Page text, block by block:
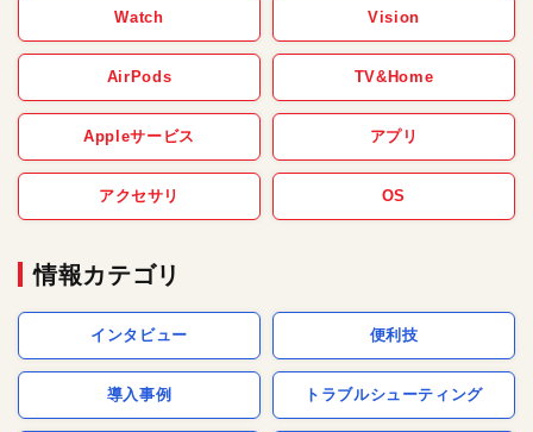
Watch Vision
AirPods TV&Home
Appleサービス アプリ
アクセサリ OS
情報カテゴリ
インタビュー 便利技
導入事例 トラブルシューティング